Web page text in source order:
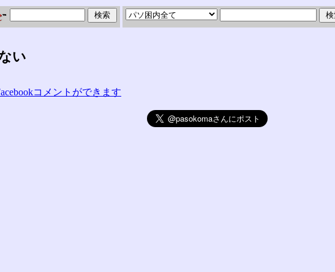
い
コメントができます